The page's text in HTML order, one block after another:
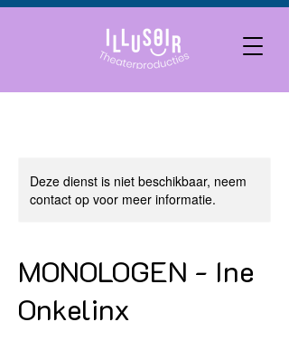
Deze dienst is niet beschikbaar, neem
contact op voor meer informatie.
MONOLOGEN - Ine
Onkelinx